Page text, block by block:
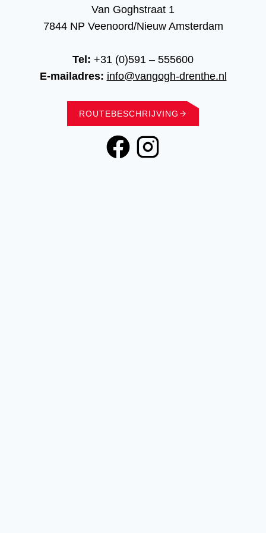
Van Goghstraat 1
7844 NP Veenoord/Nieuw Amsterdam
Tel: +31 (0)591 – 555600
E-mailadres: info@vangogh-drenthe.nl
ROUTEBESCHRIJVING